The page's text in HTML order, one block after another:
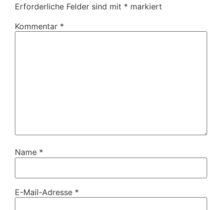
Erforderliche Felder sind mit * markiert
Kommentar *
Name *
E-Mail-Adresse *